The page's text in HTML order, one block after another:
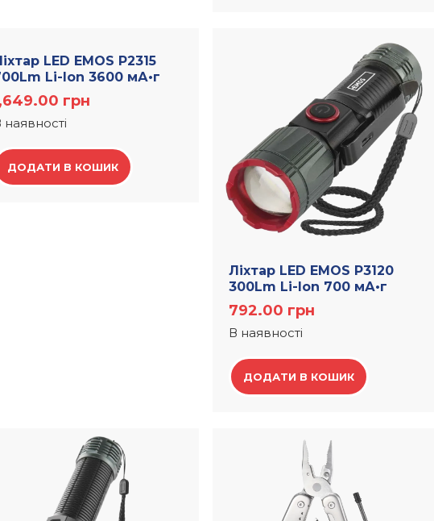
LED EMOS P2315
Li-Ion 3600 мА•г
грн
наявності
ДОДАТИ В КОШИК
Лiхтар LED EMOS P3120
300Lm Li-Ion 700 мА•г
792.00 грн
В наявності
ДОДАТИ В КОШИК